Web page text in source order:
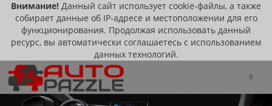
Внимание! Данный сайт использует cookie-файлы, а также
собирает данные об IP-адресе и местоположении для его
функционирования. Продолжая использовать данный
ресурс, вы автоматически соглашаетесь с использованием
данных технологий.
0